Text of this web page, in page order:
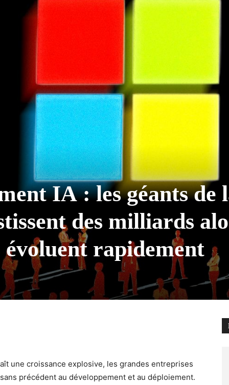
IA : les géants de
des milliards
évoluent rapidement
une croissance explosive, les grandes entreprises
précédent au développement et au déploiement.